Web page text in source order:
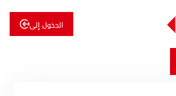
الدخول إلى